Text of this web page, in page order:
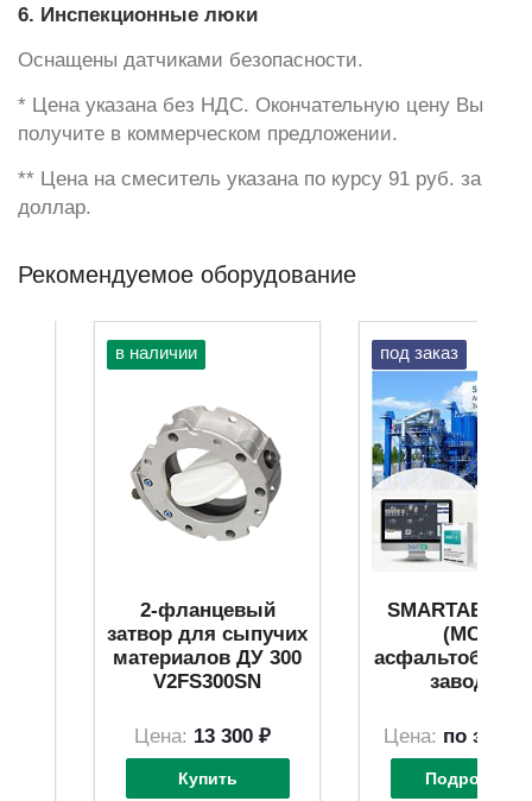
6. Инспекционные люки
Оснащены датчиками безопасности.
* Цена указана без НДС. Окончательную цену Вы
получите в коммерческом предложении.
** Цена на смеситель указана по курсу 91 руб. за
доллар.
Рекомендуемое оборудование
в наличии
2-фланцевый
затвор для сыпучих
материалов ДУ 300
V2FS300SN
Купить
Цена: 13 300 ₽
под заказ
SMARTABZ -
(МСУ)
заводом
Подробнее
Цена: по зап